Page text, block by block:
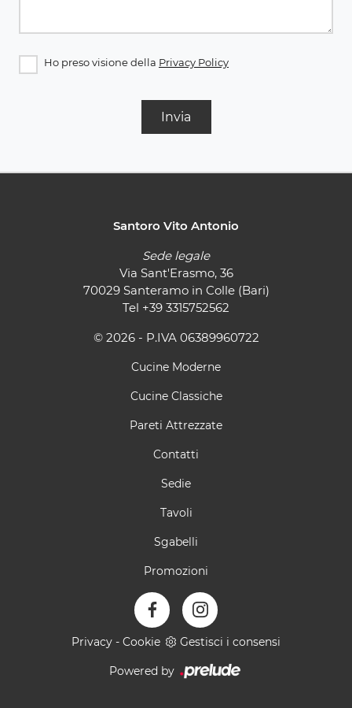
Ho preso visione della Privacy Policy
Invia
Santoro Vito Antonio
Sede legale
Via Sant'Erasmo, 36
70029 Santeramo in Colle (Bari)
Tel +39 3315752562
© 2026 - P.IVA 06389960722
Cucine Moderne
Cucine Classiche
Pareti Attrezzate
Contatti
Sedie
Tavoli
Sgabelli
Promozioni
Privacy - Cookie Gestisci i consensi
Powered by